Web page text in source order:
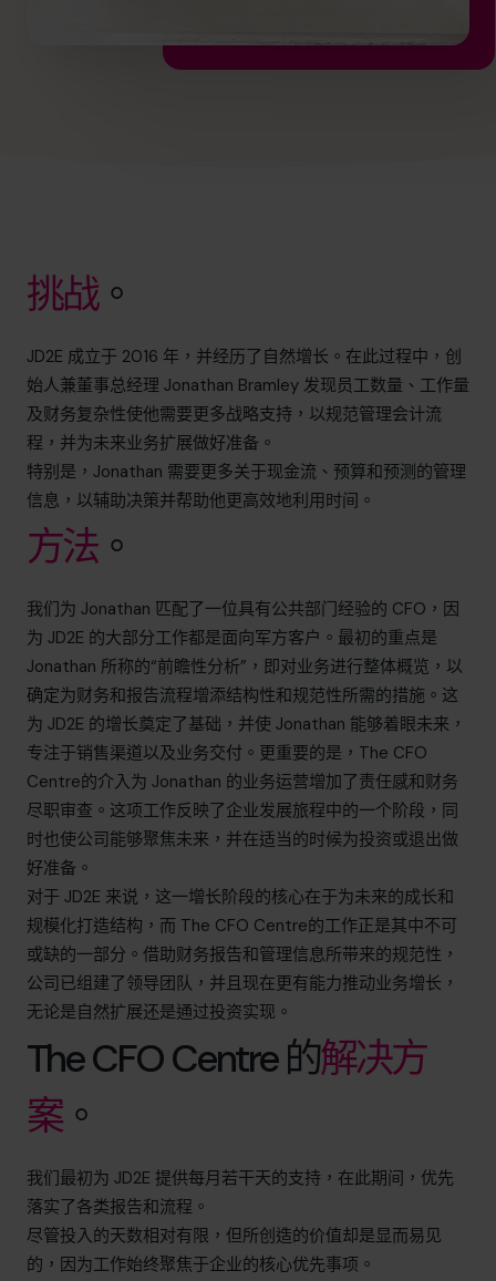
挑战。
JD2E 成立于 2016 年，并经历了自然增长。在此过程中，创
始人兼董事总经理 Jonathan Bramley 发现员工数量、工作量
及财务复杂性使他需要更多战略支持，以规范管理会计流
程，并为未来业务扩展做好准备。
特别是，Jonathan 需要更多关于现金流、预算和预测的管理
信息，以辅助决策并帮助他更高效地利用时间。
方法。
我们为 Jonathan 匹配了一位具有公共部门经验的 CFO，因
为 JD2E 的大部分工作都是面向军方客户。最初的重点是
Jonathan 所称的“前瞻性分析”，即对业务进行整体概览，以
确定为财务和报告流程增添结构性和规范性所需的措施。这
为 JD2E 的增长奠定了基础，并使 Jonathan 能够着眼未来，
专注于销售渠道以及业务交付。更重要的是，The CFO
Centre的介入为 Jonathan 的业务运营增加了责任感和财务
尽职审查。这项工作反映了企业发展旅程中的一个阶段，同
时也使公司能够聚焦未来，并在适当的时候为投资或退出做
好准备。
对于 JD2E 来说，这一增长阶段的核心在于为未来的成长和
规模化打造结构，而 The CFO Centre的工作正是其中不可
或缺的一部分。借助财务报告和管理信息所带来的规范性，
公司已组建了领导团队，并且现在更有能力推动业务增长，
无论是自然扩展还是通过投资实现。
The CFO Centre 的解决方
案。
我们最初为 JD2E 提供每月若干天的支持，在此期间，优先
落实了各类报告和流程。
尽管投入的天数相对有限，但所创造的价值却是显而易见
的，因为工作始终聚焦于企业的核心优先事项。